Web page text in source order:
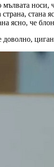
носи,
страна,
ясно, че
доволно,